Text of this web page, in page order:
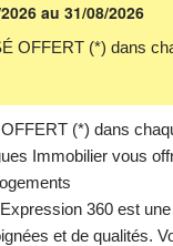
au 31/08/2026
OFFERT (*) dans
(*) dans
Immobilier vous
360 est
et de qualités.